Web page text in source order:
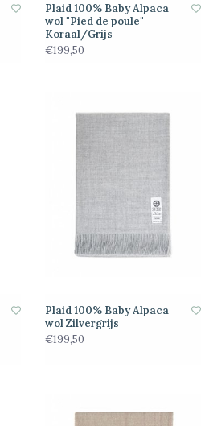
Plaid 100% Baby Alpaca
wol "Pied de poule"
Koraal/Grijs
€199,50
Plaid 100% Baby Alpaca
wol Zilvergrijs
€199,50